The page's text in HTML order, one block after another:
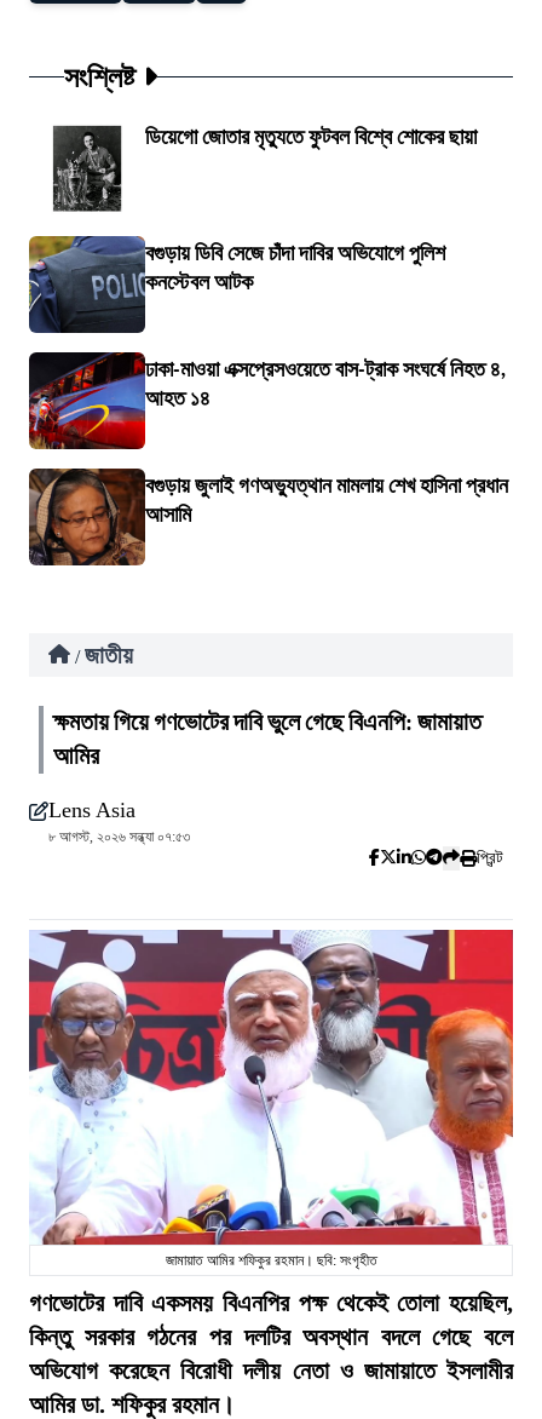
সংশ্লিষ্ট
ডিয়েগো জোতার মৃত্যুতে ফুটবল বিশ্বে শোকের ছায়া
বগুড়ায় ডিবি সেজে চাঁদা দাবির অভিযোগে পুলিশ
কনস্টেবল আটক
ঢাকা-মাওয়া এক্সপ্রেসওয়েতে বাস-ট্রাক সংঘর্ষে নিহত ৪,
আহত ১৪
বগুড়ায় জুলাই গণঅভ্যুত্থান মামলায় শেখ হাসিনা প্রধান
আসামি
/ জাতীয়
ক্ষমতায় গিয়ে গণভোটের দাবি ভুলে গেছে বিএনপি: জামায়াত
আমির
Lens Asia
৮ আগস্ট, ২০২৬ সন্ধ্যা ০৭:৫৩
প্রিন্ট
জামায়াত আমির শফিকুর রহমান। ছবি: সংগৃহীত
গণভোটের দাবি একসময় বিএনপির পক্ষ থেকেই তোলা হয়েছিল,
কিন্তু সরকার গঠনের পর দলটির অবস্থান বদলে গেছে বলে
অভিযোগ করেছেন বিরোধী দলীয় নেতা ও জামায়াতে ইসলামীর
আমির ডা. শফিকুর রহমান।